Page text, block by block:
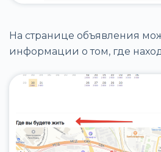
На странице объявления
информации о том, где